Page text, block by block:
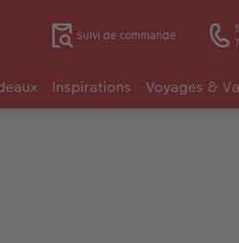
Suivi de commande
Inspirations Voyages &